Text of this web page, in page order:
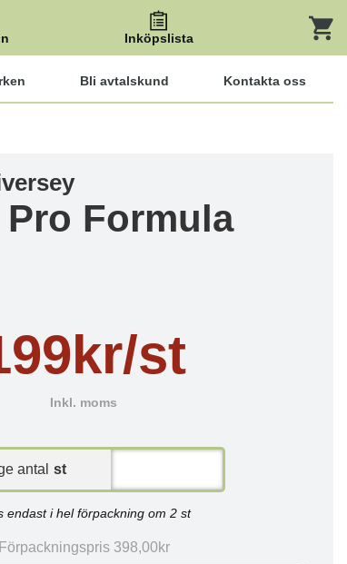
Inköpslista
Bli avtalskund Kontakta oss
Formula
st
Inkl. moms
antal st
endast i hel förpackning om 2 st
Förpackningspris 398,00kr